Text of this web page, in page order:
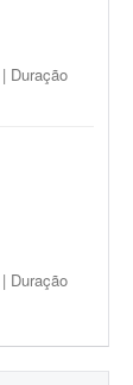
| Duração
| Duração